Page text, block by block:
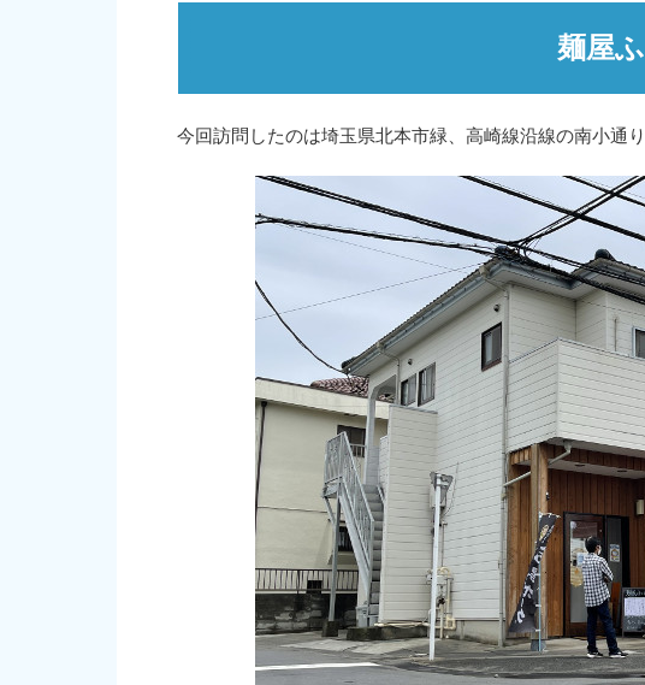
麺屋ふ
今回訪問したのは埼玉県北本市緑、高崎線沿線の南小通